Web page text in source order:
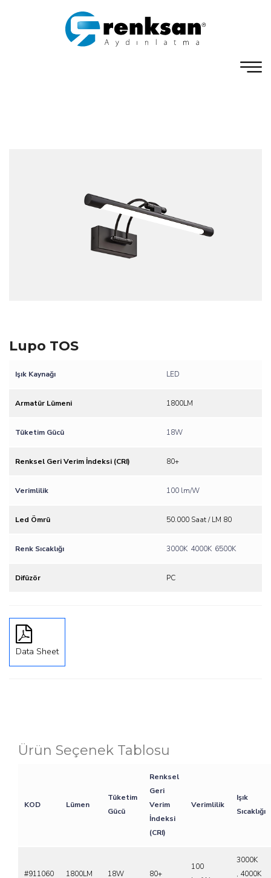
Lupo TOS
Işık Kaynağı LED
Armatür Lümeni 1800LM
Tüketim Gücü 18W
Renksel Geri Verim İndeksi (CRI) 80+
Verimlilik 100 lm/W
Led Ömrü 50.000 Saat / LM 80
Renk Sıcaklığı 3000K 4000K 6500K
Difüzör PC
Data Sheet
Ürün Seçenek Tablosu
KOD Lümen
Tüketim
Gücü
Renksel
Geri
Verim
İndeksi
(CRI)
Verimlilik
Işık
Sıcaklığı
#911060 1800LM 18W 80+
100
3000K
, 4000K